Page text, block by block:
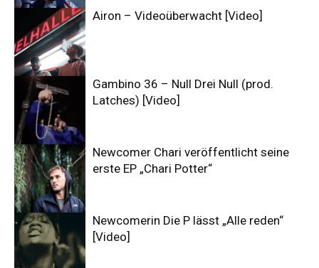
Airon – Videoüberwacht [Video]
Gambino 36 – Null Drei Null (prod.
Latches) [Video]
Newcomer Chari veröffentlicht seine
erste EP „Chari Potter“
Newcomerin Die P lässt „Alle reden“
[Video]